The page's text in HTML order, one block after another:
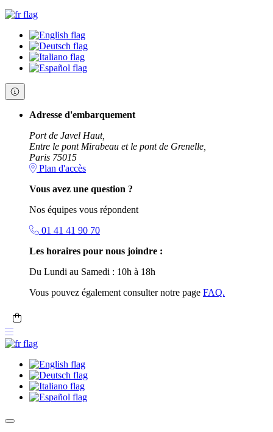
Adresse d'embarquement
Port de Javel Haut,
Entre le pont Mirabeau et le pont de Grenelle,
Paris 75015
Plan d'accès
Vous avez une question ?
Nos équipes vous répondent
01 41 41 90 70
Les horaires pour nous joindre :
Du Lundi au Samedi : 10h à 18h
Vous pouvez également consulter notre page FAQ.